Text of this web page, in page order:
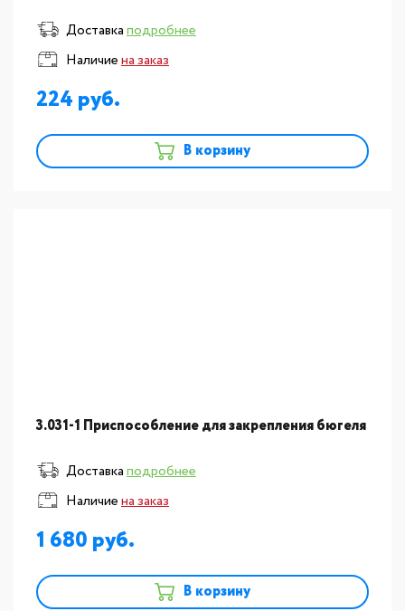
Доставкаподробнее
Наличиена заказ
224
В корзину
3.031-1 Приспособление для закрепления бюгеля
Доставкаподробнее
Наличиена заказ
1 680
В корзину